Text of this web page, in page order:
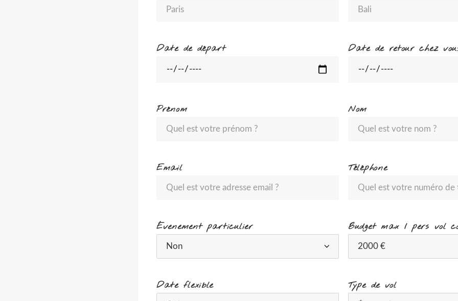
Date de départ Date de retour chez
Prénom Nom
Email Téléphone
Évenement particulier Budget max / pers vol
Date flexible Type de vol